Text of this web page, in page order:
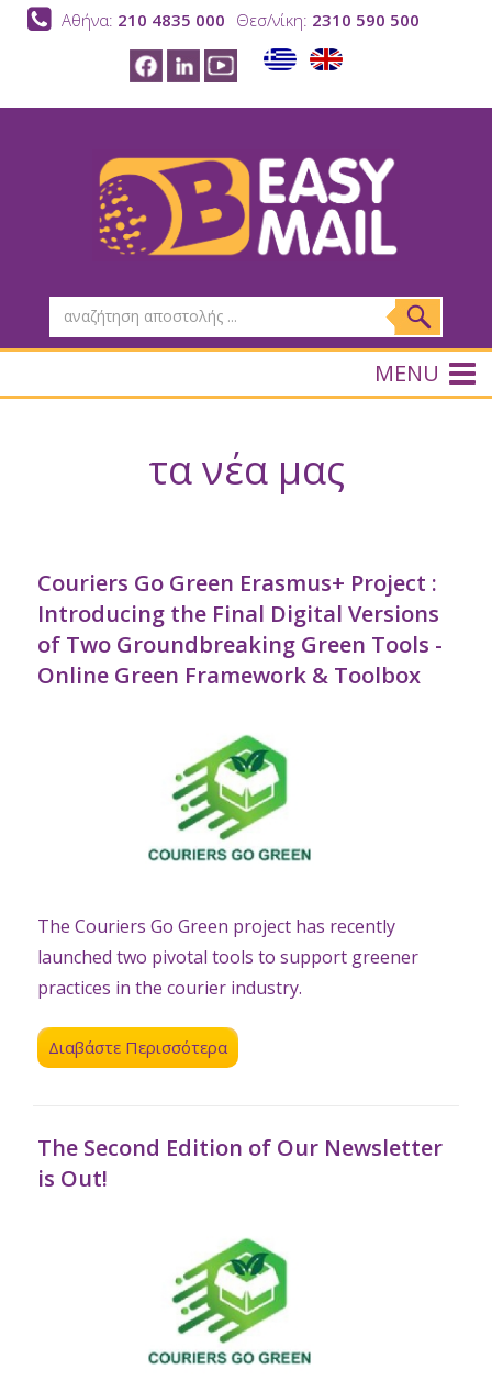
Αθήνα: 210 4835 000 Θεσ/νίκη: 2310 590 500
MENU
τα νέα μας
Couriers Go Green Erasmus+ Project :
Introducing the Final Digital Versions
of Two Groundbreaking Green Tools -
Online Green Framework & Toolbox
The Couriers Go Green project has recently
launched two pivotal tools to support greener
practices in the courier industry.
Διαβάστε Περισσότερα
The Second Edition of Our Newsletter
is Out!